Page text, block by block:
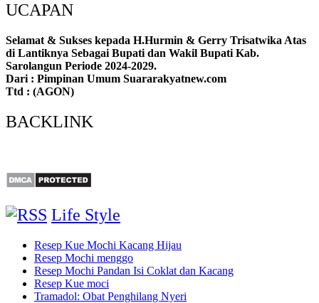
UCAPAN
Selamat & Sukses kepada H.Hurmin & Gerry Trisatwika Atas
di Lantiknya Sebagai Bupati dan Wakil Bupati Kab.
Sarolangun Periode 2024-2029.
Dari : Pimpinan Umum Suararakyatnew.com
Ttd : (AGON)
BACKLINK
Life Style
Resep Kue Mochi Kacang Hijau
Resep Mochi menggo
Resep Mochi Pandan Isi Coklat dan Kacang
Resep Kue moci
Tramadol: Obat Penghilang Nyeri